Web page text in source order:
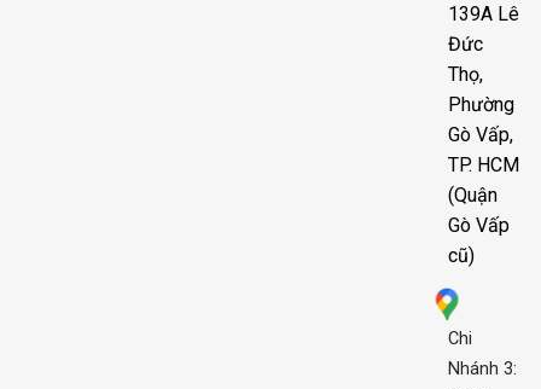
139A Lê
Đức
Thọ,
Phường
Gò Vấp,
TP. HCM
(Quận
Gò Vấp
cũ)
Chi
Nhánh 3: